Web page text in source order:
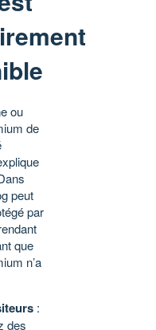
ou
de
peut
par
que
n’a
:
des